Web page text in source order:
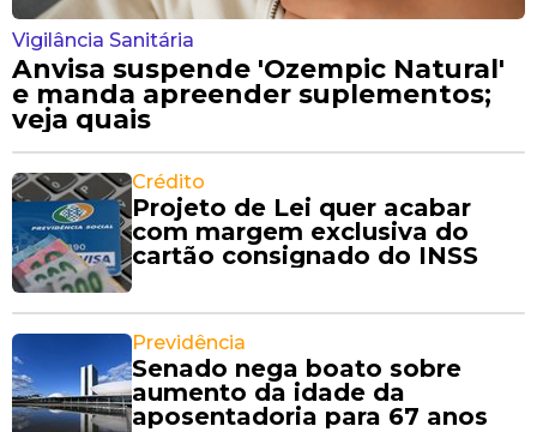
Vigilância Sanitária
Anvisa suspende 'Ozempic Natural'
e manda apreender suplementos;
veja quais
Crédito
Projeto de Lei quer acabar
com margem exclusiva do
cartão consignado do INSS
Previdência
Senado nega boato sobre
aumento da idade da
aposentadoria para 67 anos